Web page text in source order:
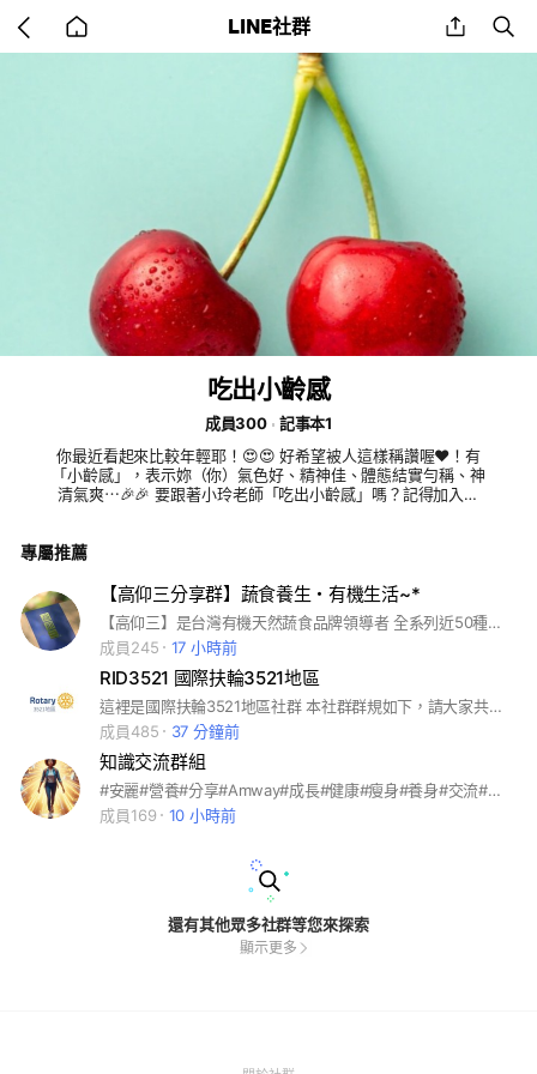
back
to
LINE社群 share
吃出小齡感
成員300
記事本1
你最近看起來比較年輕耶！😍😍 好希望被人這樣稱讚喔❤️！有
「小齡感」，表示妳（你）氣色好、精神佳、體態結實勻稱、神
清氣爽⋯🎉🎉 要跟著小玲老師「吃出小齡感」嗎？記得加入我
專屬推薦
【高仰三分享群】蔬食養生・有機生活~*
【高仰三】是台灣有機天然蔬食品牌領導者 全系列近50種品項，皆為純淨天然無添加的好食物~* 此群以分享高仰三料理方法、生活運用、體會感受為主，飲食無國界； 願高仰三將養身養生養心的生活方式帶進你的世界。 【理念】 做好食物；體察四時變化，取用當季的潔淨穀物蔬果 了解現代大眾身心的多種需求，上遵循傳統智慧，旁借現代科技 將符合我們理念精神的標準注入到每一樣食物當中 期能有用於人、有益於人、有助於人。 全系列產品皆無添加，吃的安心、放心。 『高：至善』 『仰：期許』 『三：堅持』 【系列產品】 高仰三有機海苔系列 高仰三咖啡點心系列 高仰三有機天然果露;果醋;酵素;果膏系列 高仰三有機烹調系列 高仰三100％苦茶油;高山黑薑糖系列 高仰三「山真海會品牌系列」靈芝茶（膠囊）;有機猴菇黑木耳露;果乾
成員245
17 小時前
RID3521 國際扶輪3521地區
這裡是國際扶輪3521地區社群 本社群群規如下，請大家共同遵守： 1- 本版僅限3521地區的扶輪社友與扶青社友們加入 入群時請以下列規則命名： 社名-NickName； eg. 台北北區-P VC 2- 其它群規請見群內重要文章區 #rotary #ri3521 #3521 #扶輪社 #國際扶輪
成員485
37 分鐘前
知識交流群組
#安麗#營養#分享#Amway#成長#健康#瘦身#養身#交流#紐崔萊
成員169
10 小時前
還有其他眾多社群等您來探索
顯示更多